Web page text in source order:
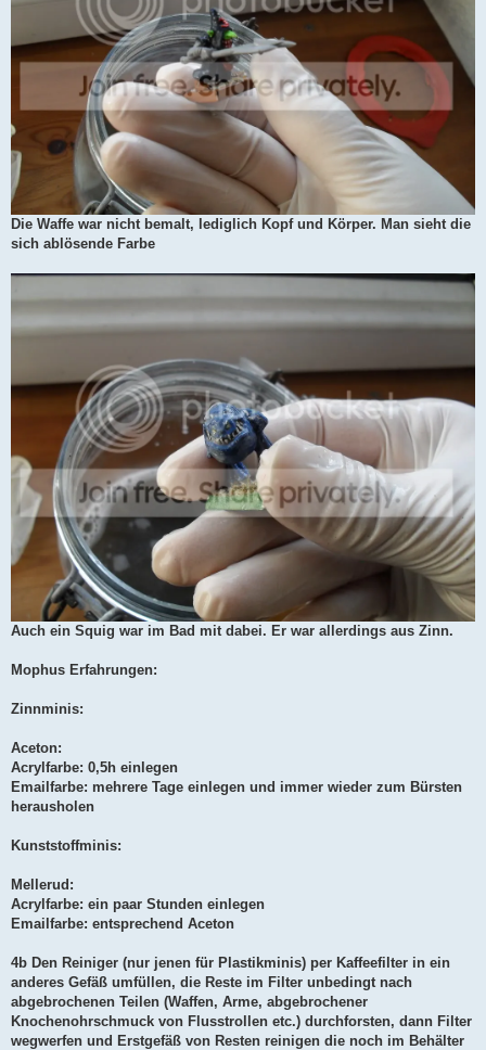
Die Waffe war nicht bemalt, lediglich Kopf und Körper. Man sieht die
sich ablösende Farbe
Auch ein Squig war im Bad mit dabei. Er war allerdings aus Zinn.
Mophus Erfahrungen:
Zinnminis:
Aceton:
Acrylfarbe: 0,5h einlegen
Emailfarbe: mehrere Tage einlegen und immer wieder zum Bürsten
herausholen
Kunststoffminis:
Mellerud:
Acrylfarbe: ein paar Stunden einlegen
Emailfarbe: entsprechend Aceton
4b Den Reiniger (nur jenen für Plastikminis) per Kaffeefilter in ein
anderes Gefäß umfüllen, die Reste im Filter unbedingt nach
abgebrochenen Teilen (Waffen, Arme, abgebrochener
Knochenohrschmuck von Flusstrollen etc.) durchforsten, dann Filter
wegwerfen und Erstgefäß von Resten reinigen die noch im Behälter